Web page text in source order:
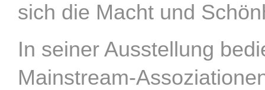
sich die Macht und
In seiner Ausstellung
Mainstream-